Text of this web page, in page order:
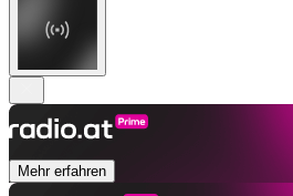
Mehr erfahren